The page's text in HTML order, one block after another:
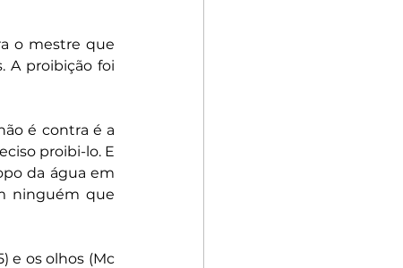
o mestre que
A proibição foi
é contra é a
proibi-lo. E
da água em
ninguém que
e os olhos (Mc